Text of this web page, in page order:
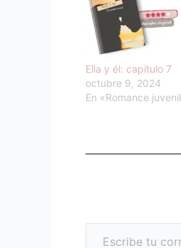
Ella y él: capítulo 7
octubre 9, 2024
En «Romance